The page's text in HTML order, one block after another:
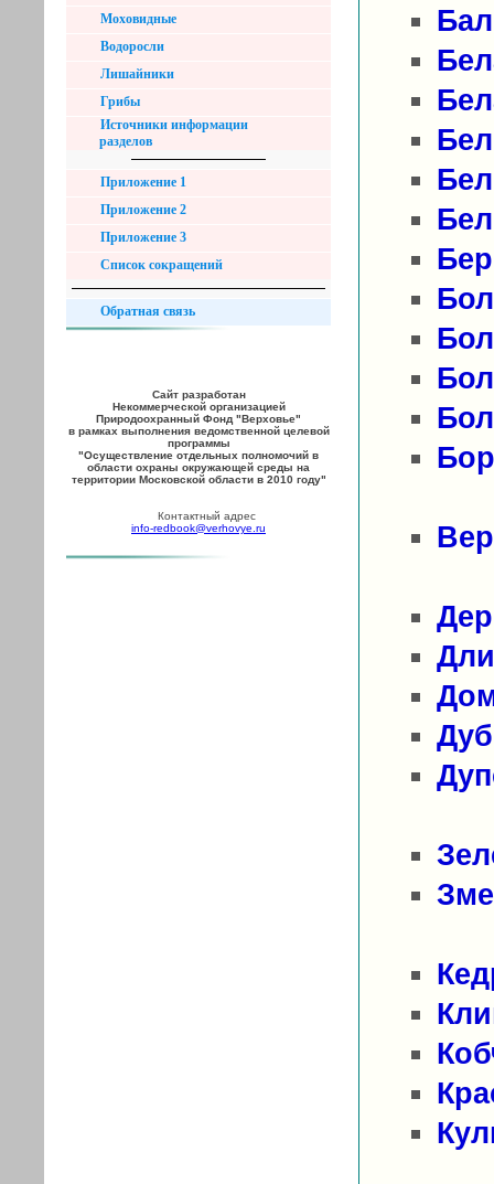
Моховидные
Водоросли
Лишайники
Грибы
Источники информации
разделов
Приложение 1
Приложение 2
Приложение 3
Список сокращений
Обратная связь
Сайт разработан
Некоммерческой организацией
Природоохранный Фонд "Верховье"
в рамках выполнения ведомственной целевой
программы
"Осуществление отдельных полномочий в
области охраны окружающей среды на
территории Московской области в 2010 году"
Контактный адрес
info-redbook@verhovye.ru